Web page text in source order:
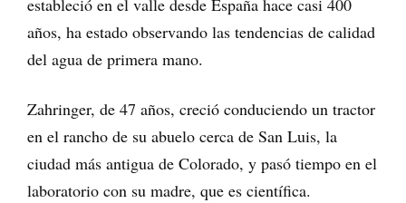
estableció en el valle desde España hace casi 400
años, ha estado observando las tendencias de calidad
del agua de primera mano.
Zahringer, de 47 años, creció conduciendo un tractor
en el rancho de su abuelo cerca de San Luis, la
ciudad más antigua de Colorado, y pasó tiempo en el
laboratorio con su madre, que es científica.